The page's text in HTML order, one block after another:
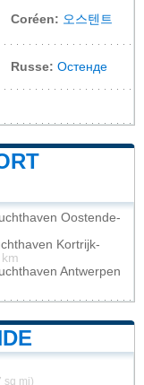
Coréen: 오스텐트
Russe: Остенде
Oostende-
Kortrijk-
Antwerpen
sq mi)